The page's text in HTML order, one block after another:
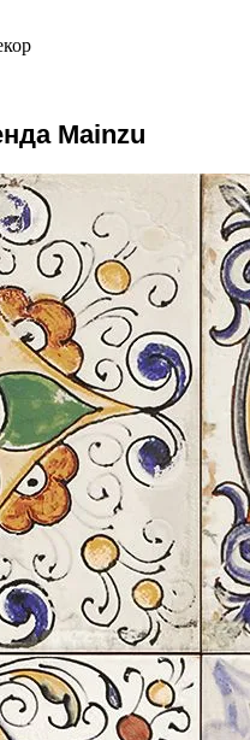
Mainzu